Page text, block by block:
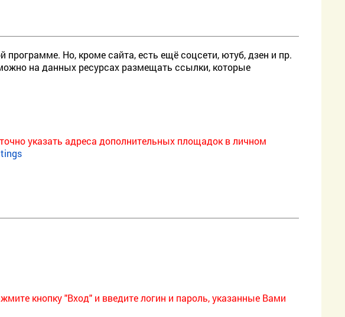
программе. Но, кроме сайта, есть ещё соцсети, ютуб, дзен и пр.
на данных ресурсах размещать ссылки, которые
указать адреса дополнительных площадок в личном
кнопку "Вход" и введите логин и пароль, указанные Вами